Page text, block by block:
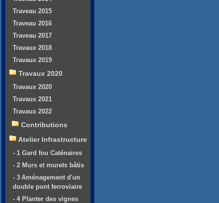
Traveau 2015
Traveau 2016
Traveau 2017
Travaux 2018
Travaux 2019
Travaux 2020
Travaux 2020
Travaux 2021
Travaux 2022
Contributions
Atelier Infrastructure
- 1 Gard fou Caténaires
- 2 Murs et murets bâtis
- 3 Aménagement d'un
double pont ferroviaire
- 4 Planter des vignes